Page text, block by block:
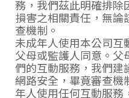
務，我們茲此明確排除
損害之相關責任，無論
查機制。
未成年人使用本公司互
父母或監護人同意。父
們的互動服務，我們建
網路安全，畢竟審查機
年人使用任何互動服務